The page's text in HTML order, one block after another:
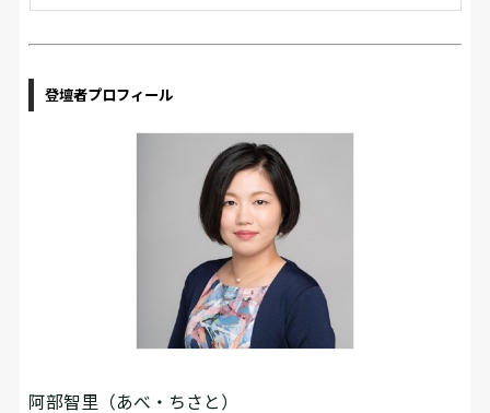
登壇者プロフィール
阿部智里（あべ・ちさと）